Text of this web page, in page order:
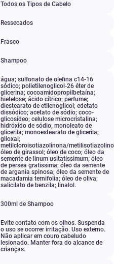
Todos os Tipos de Cabelo
Ressecados
Frasco
Shampoo
água; sulfonato de olefina c14-16
sódico; polietilenoglicol-26 éter de
glicerina; cocoamidopropilbetaína;
hietelose; ácido cítrico; perfume;
diestearato de etilenoglicol; edetato
dissódico; acetato de sódio; coco-
glicosídeo; celulose microcristalina;
hidróxido de sódio; monoleato de
glicerila; monoestearato de glicerila;
glioxal;
metilcloroisotiazolinona/
óleo de girassol; óleo de coco; óleo da
semente de linum usitatissimum; óleo
de persea gratissima; óleo da semente
de argania spinosa; óleo da semente de
macadamia ternifolia; óleo de oliva;
salicilato de benzila; linalol.
300ml de Shampoo
Evite contato com os olhos. Suspenda
o uso se ocorrer irritação. Uso externo.
Não aplicar em couro cabeludo
lesionado. Manter fora do alcance de
crianças.